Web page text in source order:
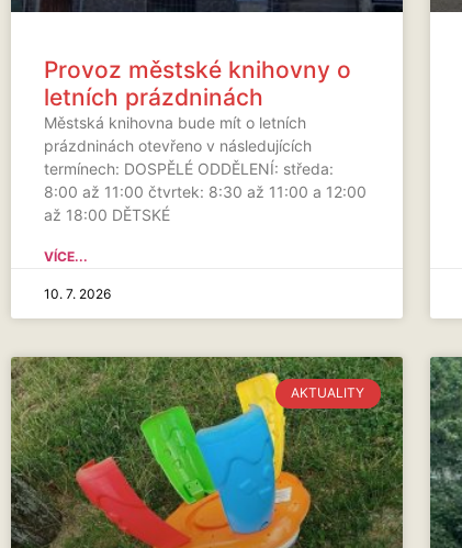
Provoz městské knihovny o
letních prázdninách
Městská knihovna bude mít o letních
prázdninách otevřeno v následujících
termínech: DOSPĚLÉ ODDĚLENÍ: středa:
8:00 až 11:00 čtvrtek: 8:30 až 11:00 a 12:00
až 18:00 DĚTSKÉ
VÍCE...
10. 7. 2026
AKTUALITY